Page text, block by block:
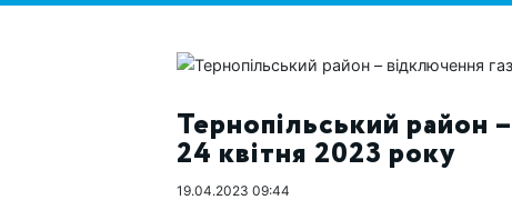
Тернопільський район
24 квітня 2023 року
19.04.2023 09:44